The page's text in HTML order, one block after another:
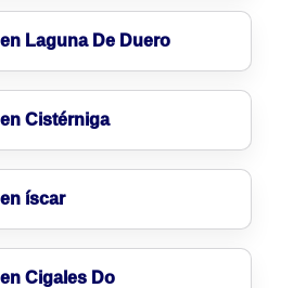
Laguna De Duero
Cistérniga
íscar
Cigales Do